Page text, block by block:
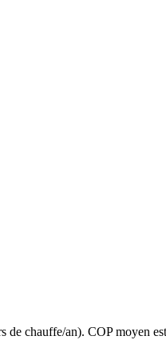
de chauffe/an). COP moyen